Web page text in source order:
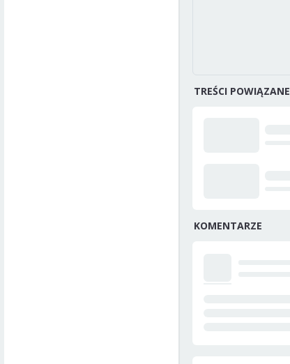
TREŚCI POWIĄZANE
KOMENTARZE